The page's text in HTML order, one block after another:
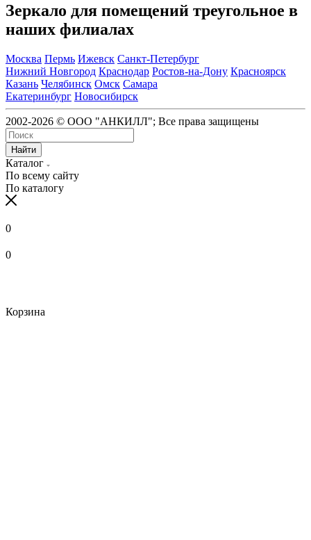
Зеркало для помещений треугольное в
наших филиалах
Москва Пермь Ижевск Санкт-Петербург
Нижний Новгород Краснодар Ростов-на-Дону Красноярск
Казань Челябинск Омск Самара
Екатеринбург Новосибирск
2002-2026 © ООО "АНКИЛЛ"; Все права защищены
Найти
Каталог
По всему сайту
По каталогу
0
0
Корзина